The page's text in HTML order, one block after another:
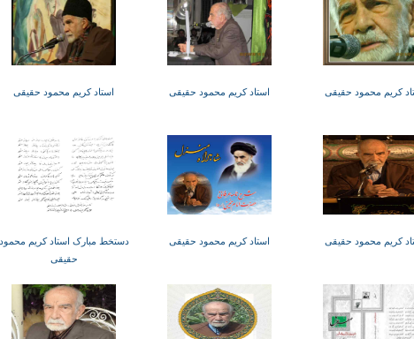
کریم محمود حقیقی استاد کریم محمود حقیقی استاد کریم محمود حقیقی
کریم محمود حقیقی استاد کریم محمود حقیقی
دستخط مبارک استاد کریم محمود
حقیقی